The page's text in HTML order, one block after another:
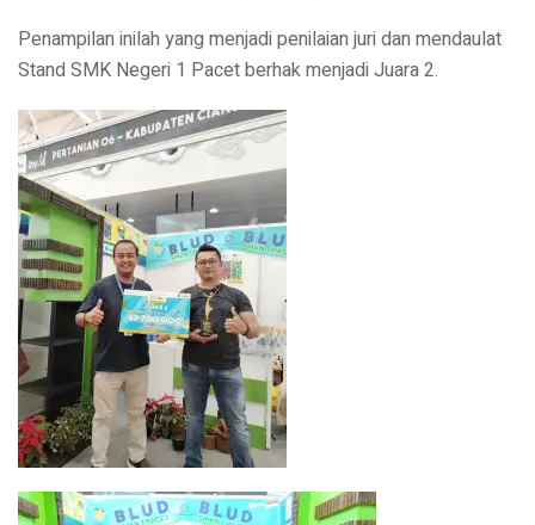
Penampilan inilah yang menjadi penilaian juri dan mendaulat
Stand SMK Negeri 1 Pacet berhak menjadi Juara 2.